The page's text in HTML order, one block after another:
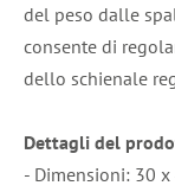
del peso dalle
consente di
dello schienale
Dettagli del
- Dimensioni: 30